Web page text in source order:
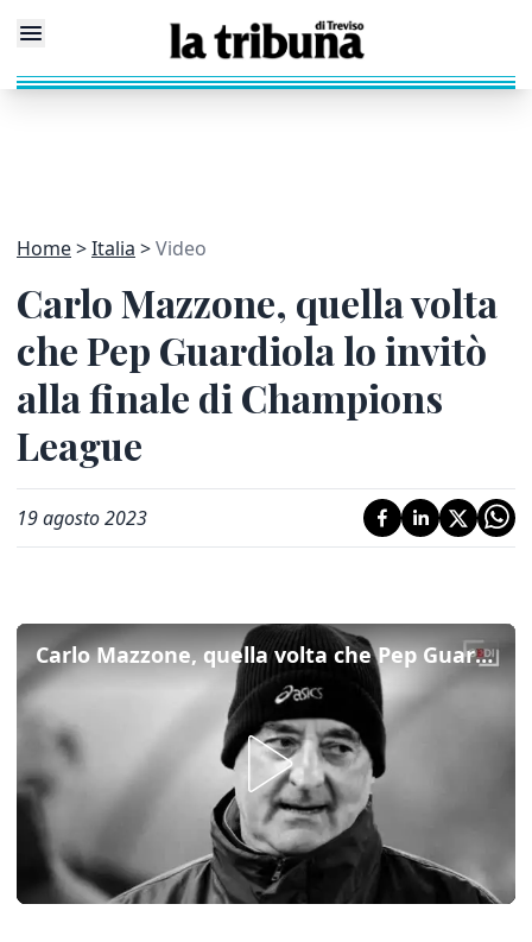
Home Italia Video
Carlo Mazzone, quella volta
che Pep Guardiola lo invitò
alla finale di Champions
League
19 agosto 2023
Carlo Mazzone, quella volta che Pep Guardiola lo invitò alla finale di Champions League